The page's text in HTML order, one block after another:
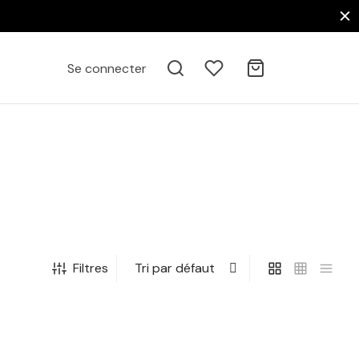
Se connecter
Filtres